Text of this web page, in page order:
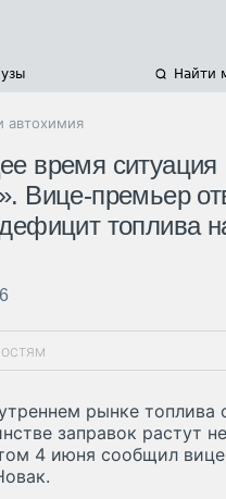
Найти
автохимия
время ситуация
Вице-премьер
топлива
рынке топлива
заправок растут
4 июня сообщил